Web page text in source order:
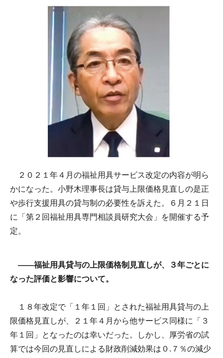
２０２１年４月の福祉用具サービス改定の内容が明ら
かになった。小野木理事長は貸与上限価格見直しの是正
や歩行支援用具の貸与制の必要性を訴えた。６月２１日
に「第２回福祉用具専門相談員研究大会」を開催する予
定。
――福祉用具貸与の上限価格制見直しが、３年ごとに
なった評価と影響について。
１８年改定で「１年１回」とされた福祉用具貸与の上
限価格見直しが、２１年４月から他サービス同様に「３
年１回」となったのは幸いだった。しかし、厚労省の試
算では今回の見直しによる財政削減効果は０.７％の減少